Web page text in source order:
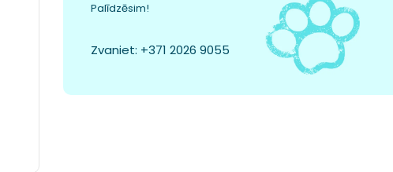
Palīdzēsim!
Zvaniet: +371 2026 9055